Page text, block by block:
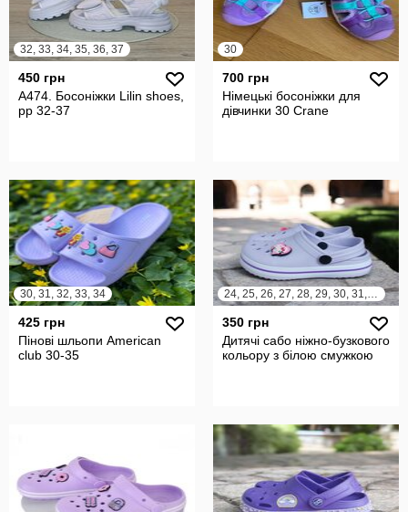
32, 33, 34, 35, 36, 37
450 грн
A474. Босоніжки Lilin shoes,
рр 32-37
30
700 грн
Німецькі босоніжки для
дівчинки 30 Crane
30, 31, 32, 33, 34
425 грн
Пінові шльопи American
club 30-35
24, 25, 26, 27, 28, 29, 30, 31, 32, 33, 34
350 грн
Дитячі сабо ніжно-бузкового
кольору з білою смужкою